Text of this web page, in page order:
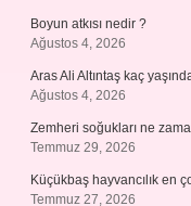
Boyun atkısı nedir ?
Ağustos 4, 2026
Aras Ali Altıntaş kaç
Ağustos 4, 2026
Zemheri soğukları ne
Temmuz 29, 2026
Küçükbaş hayvancılık en
Temmuz 27, 2026